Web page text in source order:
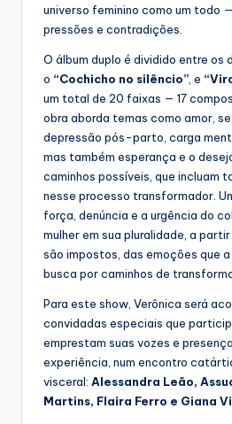
universo feminino como um todo
pressões e contradições.
O álbum duplo é dividido entre os
o “Cochicho no silêncio” , e
um total de 20 faixas — 17
obra aborda temas como amor,
depressão pós-parto, carga
mas também esperança e o
caminhos possíveis, que incluam
nesse processo transformador.
força, denúncia e a urgência do
mulher em sua pluralidade, a
são impostos, das emoções que
busca por caminhos de
Para este show, Verônica será
convidadas especiais que
emprestam suas vozes e
experiência, num encontro
visceral: Alessandra Leão,
Martins, Flaira Ferro e Giana